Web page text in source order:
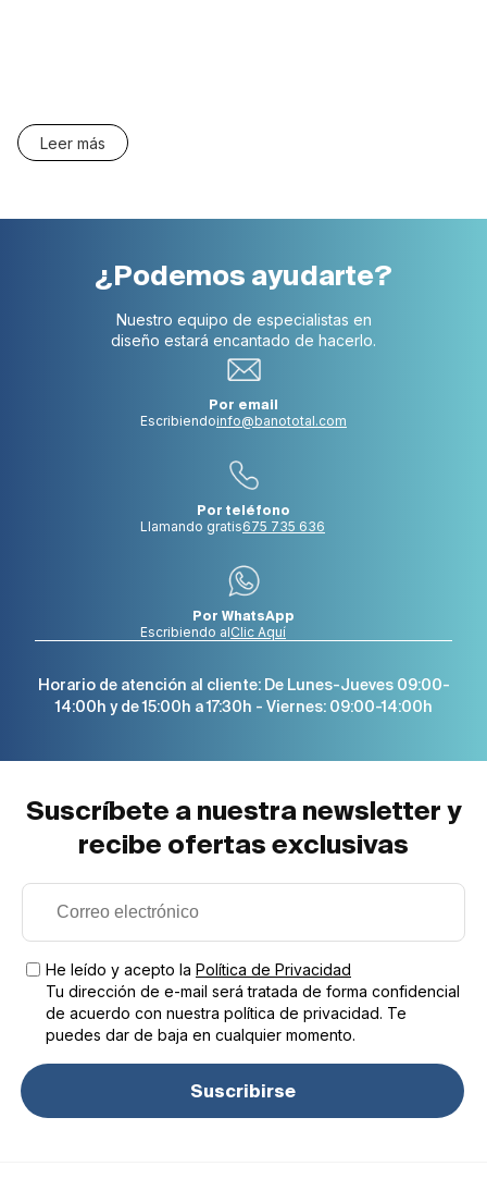
Leer más
¿Podemos ayudarte?
Nuestro equipo de especialistas en
diseño estará encantado de hacerlo.
Por email
Escribiendoinfo@banototal.com
Por teléfono
Llamando gratis675 735 636
Por WhatsApp
Escribiendo alClic Aquí
Horario de atención al cliente: De Lunes-Jueves 09:00-
14:00h y de 15:00h a 17:30h - Viernes: 09:00-14:00h
Suscríbete a nuestra newsletter y
recibe ofertas exclusivas
He leído y acepto la Política de Privacidad
Tu dirección de e-mail será tratada de forma confidencial
de acuerdo con nuestra política de privacidad. Te
puedes dar de baja en cualquier momento.
Suscribirse